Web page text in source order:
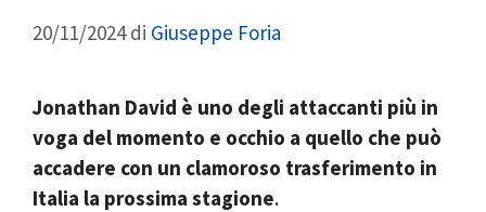
20/11/2024 di Giuseppe Foria
Jonathan David è uno degli attaccanti più in
voga del momento e occhio a quello che può
accadere con un clamoroso trasferimento in
Italia la prossima stagione.